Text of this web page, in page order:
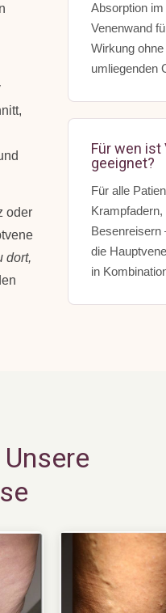
oder
dort,
Absorption
Venenwand
Wirkung
umliegenden
Für wen
geeignet?
Für alle
Besenreisern
die
in